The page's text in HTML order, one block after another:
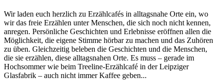
Wir laden euch herzlich zu Erzählcafés in alltagsnahe Orte ein, wo
wir das freie Erzählen unter Menschen, die sich noch nicht kennen,
anregen. Persönliche Geschichten und Erlebnisse eröffnen allen die
Möglichkeit, die eigene Stimme hörbar zu machen und das Zuhören
zu üben. Gleichzeitig beleben die Geschichten und die Menschen,
die sie erzählen, diese alltagsnahen Orte. Es muss – gerade im
Hochsommer wie beim Treeline-Erzählcafé in der Leipziger
Glasfabrik – auch nicht immer Kaffee geben...